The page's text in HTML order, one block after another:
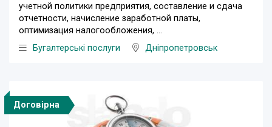
учетной политики предприятия, составление и сдача
отчетности, начисление заработной платы,
оптимизация налогообложения, ...
Бугалтерські послуги
Дніпропетровськ
Договірна